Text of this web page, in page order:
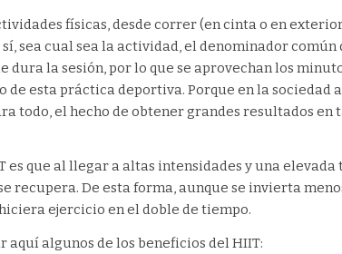
físicas, desde correr (en cinta o en
sea cual sea la actividad, el denominador común
la sesión, por lo que se aprovechan los
de esta práctica deportiva. Porque en la sociedad
todo, el hecho de obtener grandes resultados en
es que al llegar a altas intensidades y una
recupera. De esta forma, aunque se invierta
ejercicio en el doble de tiempo.
algunos de los beneficios del HIIT: